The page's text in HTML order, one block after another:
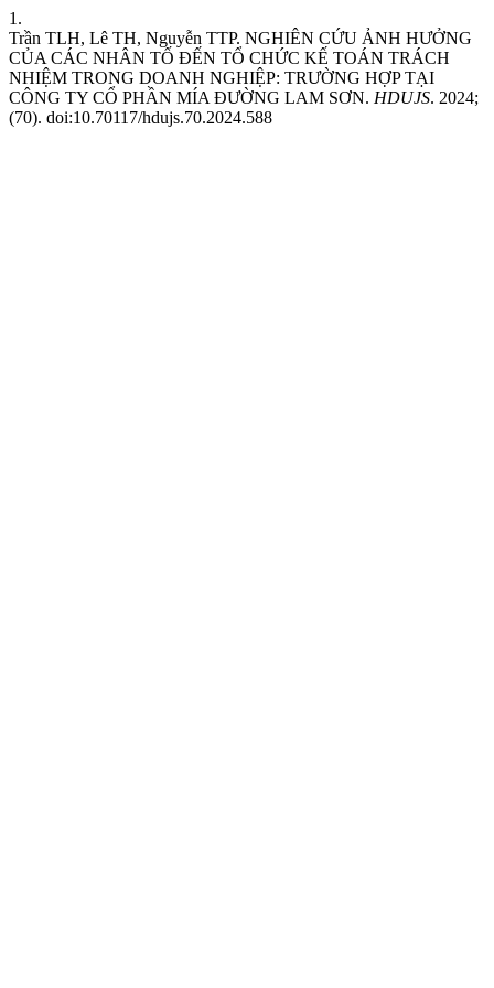
1.
Trần TLH, Lê TH, Nguyễn TTP. NGHIÊN CỨU ẢNH HƯỞNG
CỦA CÁC NHÂN TỐ ĐẾN TỔ CHỨC KẾ TOÁN TRÁCH
NHIỆM TRONG DOANH NGHIỆP: TRƯỜNG HỢP TẠI
CÔNG TY CỔ PHẦN MÍA ĐƯỜNG LAM SƠN. HDUJS. 2024;
(70). doi:10.70117/hdujs.70.2024.588